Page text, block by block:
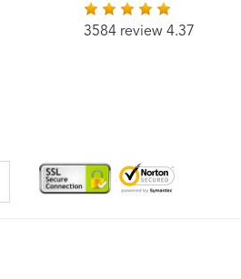
3584 review 4.37